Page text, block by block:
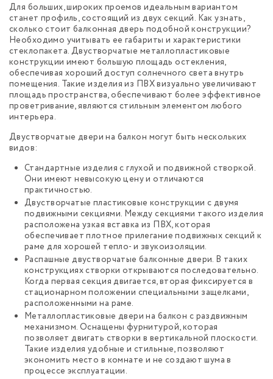
Для больших, широких проемов идеальным вариантом
станет профиль, состоящий из двух секций. Как узнать,
сколько стоит балконная дверь подобной конструкции?
Необходимо учитывать ее габариты и характеристики
стеклопакета. Двустворчатые металлопластиковые
конструкции имеют большую площадь остекления,
обеспечивая хороший доступ солнечного света внутрь
помещения. Такие изделия из ПВХ визуально увеличивают
площадь пространства, обеспечивают более эффективное
проветривание, являются стильным элементом любого
интерьера.
Двустворчатые двери на балкон могут быть нескольких
видов:
Стандартные изделия с глухой и подвижной створкой.
Они имеют невысокую цену и отличаются
практичностью.
Двустворчатые пластиковые конструкции с двумя
подвижными секциями. Между секциями такого изделия
расположена узкая вставка из ПВХ, которая
обеспечивает плотное прилегание подвижных секций к
раме для хорошей тепло- и звукоизоляции.
Распашные двустворчатые балконные двери. В таких
конструкциях створки открываются последовательно.
Когда первая секция двигается, вторая фиксируется в
стационарном положении специальными защелками,
расположенными на раме.
Металлопластиковые двери на балкон с раздвижным
механизмом. Оснащены фурнитурой, которая
позволяет двигать створки в вертикальной плоскости.
Такие изделия удобные и стильные, позволяют
экономить место в комнате и не создают шума в
процессе эксплуатации.